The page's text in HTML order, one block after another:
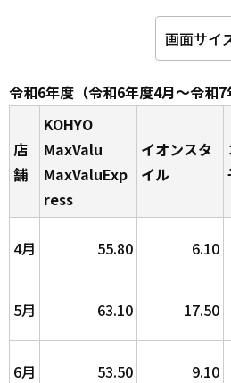
画面サイ
令和6年度（令和6年度4月～令和
店
舗
KOHYO
MaxValu
MaxValuExp
ress
イオンスタ
イル
4月 55.80 6.10
5月 63.10 17.50
6月 53.50 9.10